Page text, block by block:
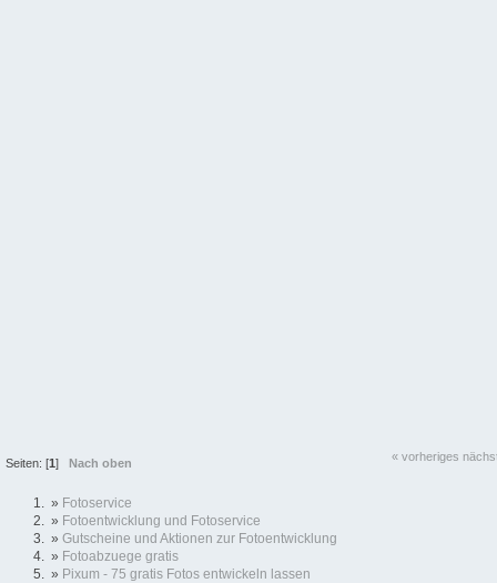
Seiten: [1] Nach oben
« vorheriges
» Fotoservice
» Fotoentwicklung und Fotoservice
» Gutscheine und Aktionen zur Fotoentwicklung
» Fotoabzuege gratis
» Pixum - 75 gratis Fotos entwickeln lassen